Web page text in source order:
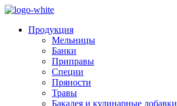
Продукция
Мельницы
Банки
Приправы
Специи
Пряности
Травы
Бакалея и кулинарные добавки